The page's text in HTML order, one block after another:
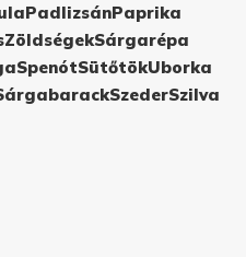
PadlizsánPaprika
ZöldségekSárgarépa
SpenótSütőtökUborka
SzederSzilva